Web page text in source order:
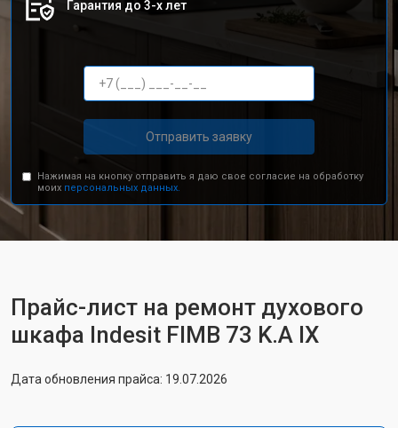
Гарантия до 3-х лет
Отправить заявку
Нажимая на кнопку отправить я даю свое согласие на обработку
моих персональных данных.
Прайс-лист на ремонт духового
шкафа Indesit FIMB 73 K.A IX
Дата обновления прайса: 19.07.2026